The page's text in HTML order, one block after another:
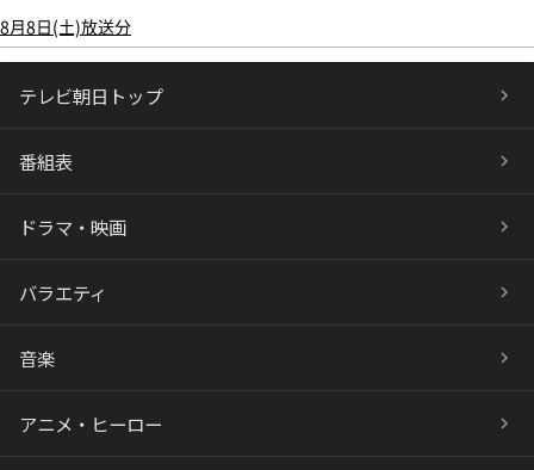
8月8日(土)放送分
テレビ朝日トップ
番組表
ドラマ・映画
バラエティ
音楽
アニメ・ヒーロー